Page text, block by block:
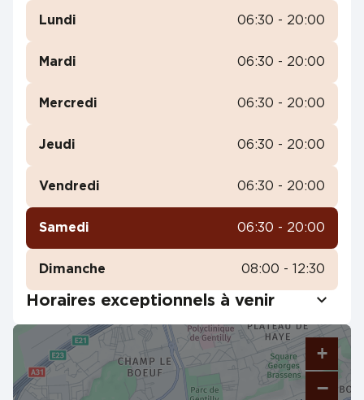
Lundi 06:30 - 20:00
Mardi 06:30 - 20:00
Mercredi 06:30 - 20:00
Jeudi 06:30 - 20:00
Vendredi 06:30 - 20:00
Samedi 06:30 - 20:00
Dimanche 08:00 - 12:30
Horaires exceptionnels à venir
+
−